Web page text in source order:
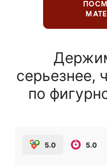
серьезнее,
по
5.0 5.0